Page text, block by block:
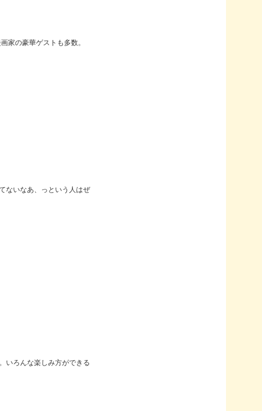
家の豪華ゲストも多数。
ないなあ、っという人はぜ
いろんな楽しみ方ができる